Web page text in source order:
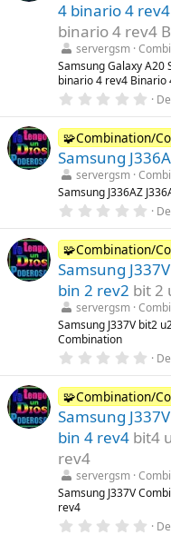
t
r
e
l
l
a
(
s
4 binario 4
binario 4 rev4
servergsm
Samsung Galaxy A20
binario 4 rev4 Binario
0
0
0
e
s
t
r
e
l
a
(
s
)
🧩Combination/
Samsung
servergsm
Samsung J336AZ
0
0
0
e
s
t
r
e
l
s
)
🧩Combination/
Samsung
bin 2 rev2 bit 2
servergsm
Samsung J337V bit2
Combination
0
0
0
e
s
t
r
l
l
a
s
🧩Combination/
Samsung
bin 4 rev4 bit4
rev4
servergsm
Samsung J337V
rev4
0